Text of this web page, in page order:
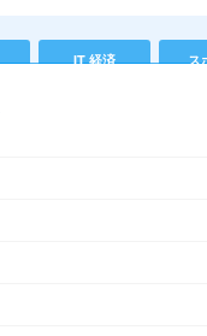
IT 経済 ス